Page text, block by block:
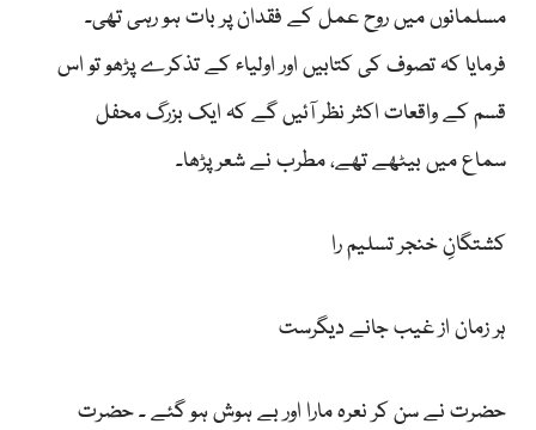
مسلمانوں میں روح عمل کے فقدان پر بات ہو رہی تھی۔
فرمایا کہ تصوف کی کتابیں اور اولیاء کے تذکرے پڑھو تو اس
قسم کے واقعات اکثر نظر آئیں گے کہ ایک بزرگ محفل
سماع میں بیٹھے تھے، مطرب نے شعر پڑھا۔
کشتگانِ خنجر تسلیم را
ہر زمان از غیب جانے دیگرست
حضرت نے سن کر نعرہ مارا اور بے ہوش ہو گئے ۔ حضرت